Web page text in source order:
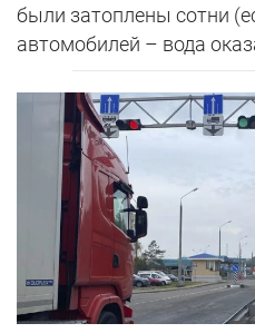
были затоплены сотни
автомобилей – вода